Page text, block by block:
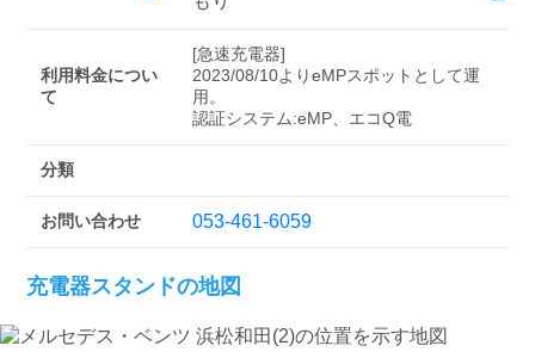
利用料金につい
て
[急速充電器]
2023/08/10よりeMPスポットとして運
用。
分類
お問い合わせ 053-461-6059
充電器スタンドの地図